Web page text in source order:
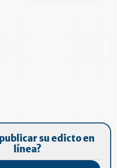
su edicto en
línea?